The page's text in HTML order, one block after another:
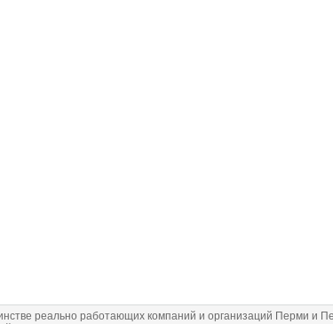
реально работающих компаний и организаций Перми и